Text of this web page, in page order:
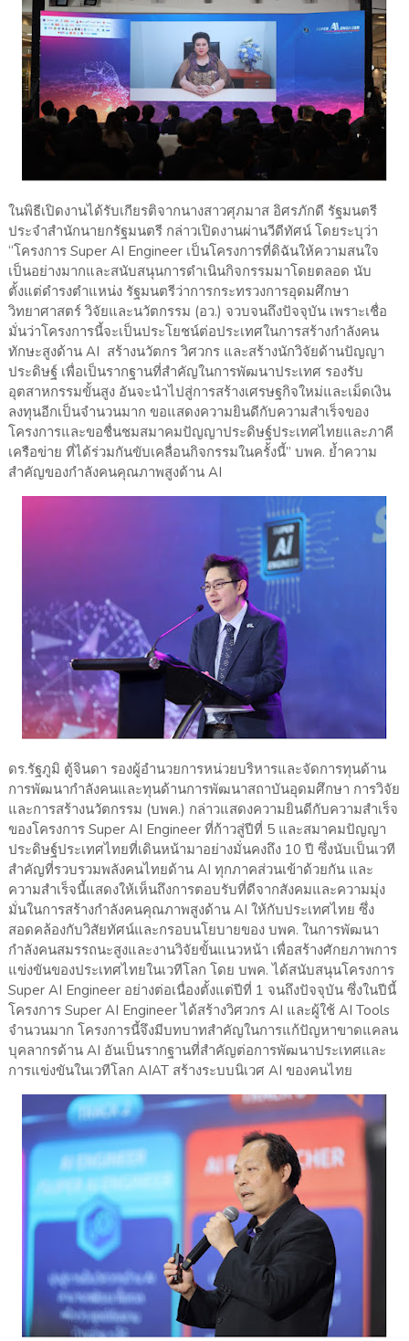
ในพิธีเปิดงานได้รับเกียรติจากนางสาวศุภมาส อิศรภักดี รัฐมนตรี
ประจำสำนักนายกรัฐมนตรี กล่าวเปิดงานผ่านวีดีทัศน์ โดยระบุว่า
“โครงการ Super AI Engineer เป็นโครงการที่ดิฉันให้ความสนใจ
เป็นอย่างมากและสนับสนุนการดำเนินกิจกรรมมาโดยตลอด นับ
ตั้งแต่ดำรงตำแหน่ง รัฐมนตรีว่าการกระทรวงการอุดมศึกษา
วิทยาศาสตร์ วิจัยและนวัตกรรม (อว.) จวบจนถึงปัจจุบัน เพราะเชื่อ
มั่นว่าโครงการนี้จะเป็นประโยชน์ต่อประเทศในการสร้างกำลังคน
ทักษะสูงด้าน AI สร้างนวัตกร วิศวกร และสร้างนักวิจัยด้านปัญญา
ประดิษฐ์ เพื่อเป็นรากฐานที่สำคัญในการพัฒนาประเทศ รองรับ
อุตสาหกรรมขั้นสูง อันจะนำไปสู่การสร้างเศรษฐกิจใหม่และเม็ดเงิน
ลงทุนอีกเป็นจำนวนมาก ขอแสดงความยินดีกับความสำเร็จของ
โครงการและขอชื่นชมสมาคมปัญญาประดิษฐ์ประเทศไทยและภาคี
เครือข่าย ที่ได้ร่วมกันขับเคลื่อนกิจกรรมในครั้งนี้” บพค. ย้ำความ
สำคัญของกำลังคนคุณภาพสูงด้าน AI
ดร.รัฐภูมิ ตู้จินดา รองผู้อำนวยการหน่วยบริหารและจัดการทุนด้าน
การพัฒนากำลังคนและทุนด้านการพัฒนาสถาบันอุดมศึกษา การวิจัย
และการสร้างนวัตกรรม (บพค.) กล่าวแสดงความยินดีกับความสำเร็จ
ของโครงการ Super AI Engineer ที่ก้าวสู่ปีที่ 5 และสมาคมปัญญา
ประดิษฐ์ประเทศไทยที่เดินหน้ามาอย่างมั่นคงถึง 10 ปี ซึ่งนับเป็นเวที
สำคัญที่รวบรวมพลังคนไทยด้าน AI ทุกภาคส่วนเข้าด้วยกัน และ
ความสำเร็จนี้แสดงให้เห็นถึงการตอบรับที่ดีจากสังคมและความมุ่ง
มั่นในการสร้างกำลังคนคุณภาพสูงด้าน AI ให้กับประเทศไทย ซึ่ง
สอดคล้องกับวิสัยทัศน์และกรอบนโยบายของ บพค. ในการพัฒนา
กำลังคนสมรรถนะสูงและงานวิจัยขั้นแนวหน้า เพื่อสร้างศักยภาพการ
แข่งขันของประเทศไทยในเวทีโลก โดย บพค. ได้สนับสนุนโครงการ
Super AI Engineer อย่างต่อเนื่องตั้งแต่ปีที่ 1 จนถึงปัจจุบัน ซึ่งในปีนี้
โครงการ Super AI Engineer ได้สร้างวิศวกร AI และผู้ใช้ AI Tools
จำนวนมาก โครงการนี้จึงมีบทบาทสำคัญในการแก้ปัญหาขาดแคลน
บุคลากรด้าน AI อันเป็นรากฐานที่สำคัญต่อการพัฒนาประเทศและ
การแข่งขันในเวทีโลก AIAT สร้างระบบนิเวศ AI ของคนไทย